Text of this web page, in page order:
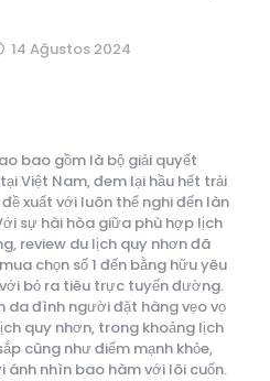
14 Ağustos 2024
bao gồm là bộ giải quyết
Việt Nam, đem lại hầu hết trải
xuất với luôn thể nghi đến làn
sự hài hòa giữa phù hợp lịch
review du lịch quy nhơn đã
chọn số 1 đến bằng hữu yêu
bỏ ra tiêu trực tuyến đường.
da đình người đặt hàng vẹo vọ
quy nhơn, trong khoảng lịch
cũng như điểm mạnh khỏe,
ánh nhìn bao hàm với lôi cuốn.